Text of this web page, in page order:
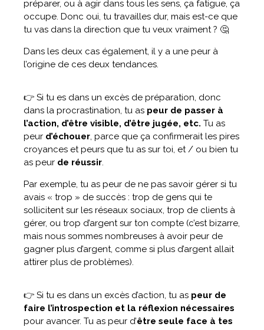
préparer, ou à agir dans tous les sens, ça fatigue, ça
occupe. Donc oui, tu travailles dur, mais est-ce que
tu vas dans la direction que tu veux vraiment ? 🤔
Dans les deux cas également, il y a une peur à
l’origine de ces deux tendances.
👉 Si tu es dans un excès de préparation, donc
dans la procrastination, tu as peur de passer à
l’action, d’être visible, d’être jugée, etc. Tu as
peur d’échouer, parce que ça confirmerait les pires
croyances et peurs que tu as sur toi, et / ou bien tu
as peur de réussir.
Par exemple, tu as peur de ne pas savoir gérer si tu
avais « trop » de succès : trop de gens qui te
sollicitent sur les réseaux sociaux, trop de clients à
gérer, ou trop d’argent sur ton compte (c’est bizarre,
mais nous sommes nombreuses à avoir peur de
gagner plus d’argent, comme si plus d’argent allait
attirer plus de problèmes).
👉 Si tu es dans un excès d’action, tu as peur de
faire l’introspection et la réflexion nécessaires
pour avancer. Tu as peur d’être seule face à tes